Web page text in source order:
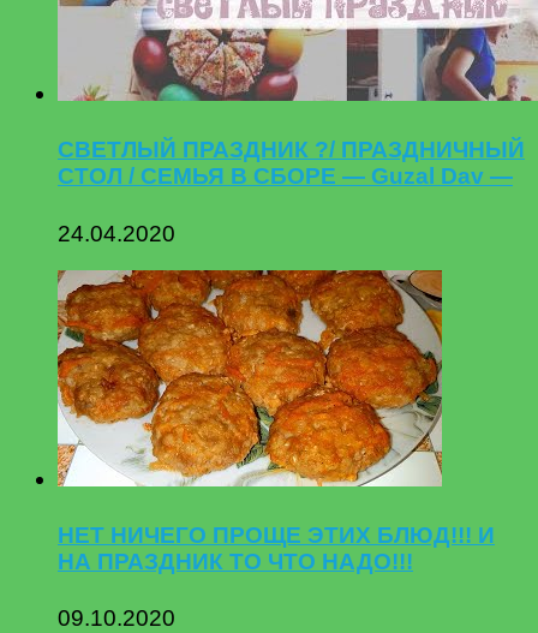
СВЕТЛЫЙ ПРАЗДНИК ?/ ПРАЗДНИЧНЫЙ
СТОЛ / СЕМЬЯ В СБОРЕ — Guzal Dav —
24.04.2020
НЕТ НИЧЕГО ПРОЩЕ ЭТИХ БЛЮД!!! И
НА ПРАЗДНИК ТО ЧТО НАДО!!!
09.10.2020